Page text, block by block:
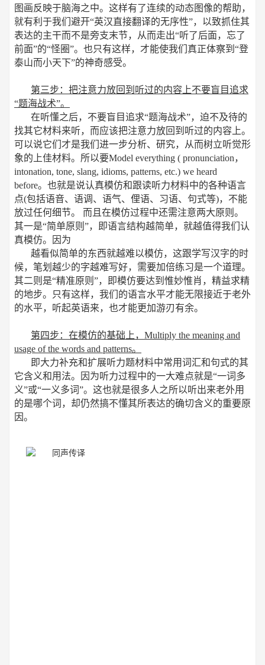
图画反映于脑海之中。这样有了连续的动态图像的帮助，
就有利于我们避开“英汉直接翻译的无序性”，以致抓住其
表达的主干而不是旁支末节，从而走出“听了后面，忘了
前面”的“怪圈”。也只有这样，才能使我们真正体察到“登
泰山而小天下”的神奇感受。
第三步：把注意力放回到听过的内容上不要盲目追求
“题海战术”。
在听懂之后，不要盲目追求“题海战术”，迫不及待的
找其它材料来听，而应该把注意力放回到听过的内容上。
可以说它们才是我们进一步分析、研究，从而树立听觉形
象的上佳材料。所以要Model everything ( pronunciation，
intonation, tone, slang, idioms, patterns, etc.) we heard
before。也就是说认真模仿和跟读听力材料中的各种语言
点(包括语音、语调、语气、俚语、习语、句式等)，不能
放过任何细节。 而且在模仿过程中还需注意两大原则。
其一是“简单原则”，即语言结构越简单，就越值得我们认
真模仿。因为
越看似简单的东西就越难以模仿，这跟学写汉字的时
候，笔划越少的字越难写好，需要加倍练习是一个道理。
其二则是“精准原则”，即模仿要达到惟妙惟肖，精益求精
的地步。只有这样，我们的语言水平才能无限接近于老外
的水平，听起英语来，也才能更加游刃有余。
第四步：在模仿的基础上，Multiply the meaning and
usage of the words and patterns。
即大力补充和扩展听力题材料中常用词汇和句式的其
它含义和用法。因为听力过程中的一大难点就是“一词多
义”或“一义多词”。这也就是很多人之所以听出来老外用
的是哪个词，却仍然搞不懂其所表达的确切含义的重要原
因。